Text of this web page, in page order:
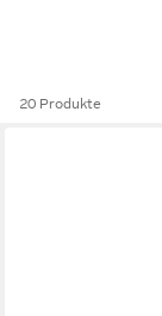
20 Produkte